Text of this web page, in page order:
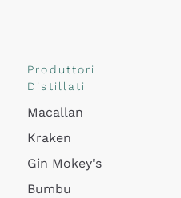
Produttori
Distillati
Macallan
Kraken
Gin Mokey's
Bumbu